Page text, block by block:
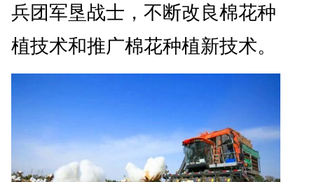
兵团军垦战士，不断改良棉花种
植技术和推广棉花种植新技术。